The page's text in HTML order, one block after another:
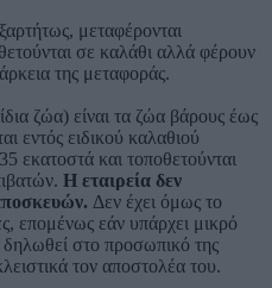
μεταφέρονται
σε καλάθι αλλά φέρουν
της μεταφοράς.
ζώα) είναι τα ζώα βάρους έως
εντός ειδικού καλαθιού
εκατοστά και τοποθετούνται
Η εταιρεία δεν
Δεν έχει όμως το
επομένως εάν υπάρχει μικρό
στο προσωπικό της
τον αποστολέα του.